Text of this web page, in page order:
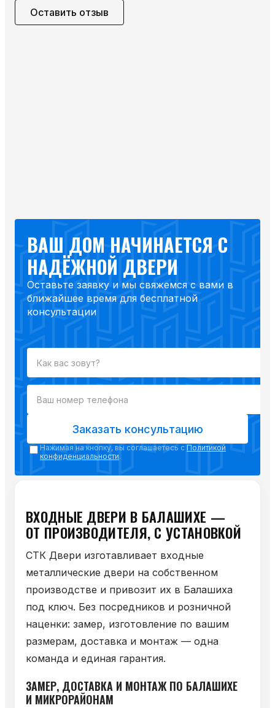
Оставить отзыв
ВАШ ДОМ НАЧИНАЕТСЯ С
НАДЁЖНОЙ ДВЕРИ
Оставьте заявку и мы свяжемся с вами в
ближайшее время для бесплатной
консультации
Заказать консультацию
Нажимая на кнопку, вы соглашаетесь с Политикой
конфиденциальности.
ВХОДНЫЕ ДВЕРИ В БАЛАШИХЕ —
ОТ ПРОИЗВОДИТЕЛЯ, С УСТАНОВКОЙ
СТК Двери изготавливает входные
металлические двери на собственном
производстве и привозит их в Балашиха
под ключ. Без посредников и розничной
наценки: замер, изготовление по вашим
размерам, доставка и монтаж — одна
команда и единая гарантия.
ЗАМЕР, ДОСТАВКА И МОНТАЖ ПО БАЛАШИХЕ
И МИКРОРАЙОНАМ